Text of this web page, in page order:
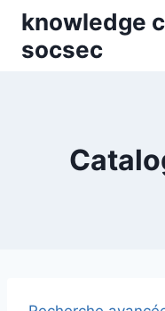
Skip
content
knowledge
socsec